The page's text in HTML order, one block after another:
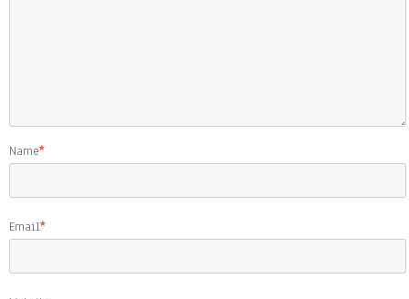
Name*
Email*